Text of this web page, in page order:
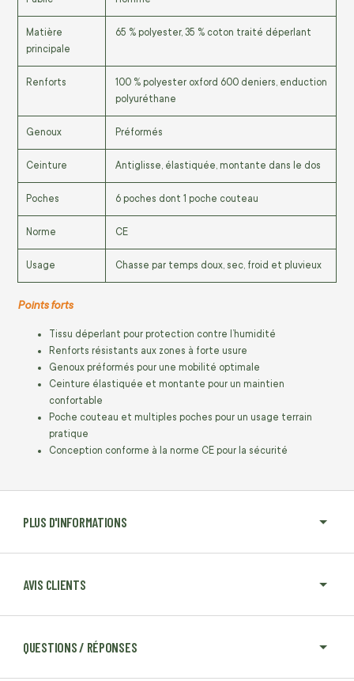
PLUS D'INFORMATIONS
AVIS CLIENTS
QUESTIONS / RÉPONSES
Matière
principale
65 % polyester, 35 % coton traité déperlant
Renforts
100 % polyester oxford 600 deniers, enduction
polyuréthane
Genoux Préformés
Ceinture Antiglisse, élastiquée, montante dans le dos
Poches 6 poches dont 1 poche couteau
Norme CE
Usage Chasse par temps doux, sec, froid et pluvieux
Points forts
Tissu déperlant pour protection contre l’humidité
Renforts résistants aux zones à forte usure
Genoux préformés pour une mobilité optimale
Ceinture élastiquée et montante pour un maintien
confortable
Poche couteau et multiples poches pour un usage terrain
pratique
Conception conforme à la norme CE pour la sécurité